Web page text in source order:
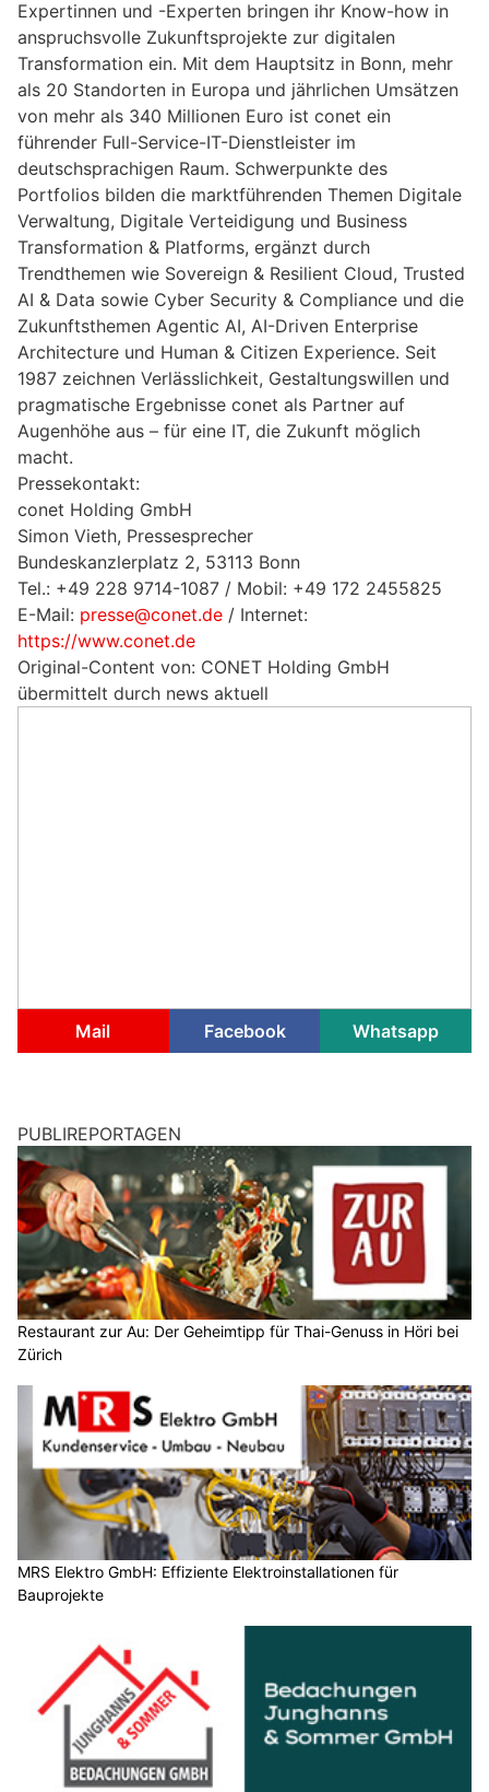
Expertinnen und -Experten bringen ihr Know-how in
anspruchsvolle Zukunftsprojekte zur digitalen
Transformation ein. Mit dem Hauptsitz in Bonn, mehr
als 20 Standorten in Europa und jährlichen Umsätzen
von mehr als 340 Millionen Euro ist conet ein
führender Full-Service-IT-Dienstleister im
deutschsprachigen Raum. Schwerpunkte des
Portfolios bilden die marktführenden Themen Digitale
Verwaltung, Digitale Verteidigung und Business
Transformation & Platforms, ergänzt durch
Trendthemen wie Sovereign & Resilient Cloud, Trusted
AI & Data sowie Cyber Security & Compliance und die
Zukunftsthemen Agentic AI, AI-Driven Enterprise
Architecture und Human & Citizen Experience. Seit
1987 zeichnen Verlässlichkeit, Gestaltungswillen und
pragmatische Ergebnisse conet als Partner auf
Augenhöhe aus – für eine IT, die Zukunft möglich
macht.
Pressekontakt:
conet Holding GmbH
Simon Vieth, Pressesprecher
Bundeskanzlerplatz 2, 53113 Bonn
Tel.: +49 228 9714-1087 / Mobil: +49 172 2455825
E-Mail: presse@conet.de / Internet:
https://www.conet.de
Original-Content von: CONET Holding GmbH
übermittelt durch news aktuell
Mail Facebook Whatsapp
PUBLIREPORTAGEN
Restaurant zur Au: Der Geheimtipp für Thai-Genuss in Höri bei
Zürich
MRS Elektro GmbH: Effiziente Elektroinstallationen für
Bauprojekte